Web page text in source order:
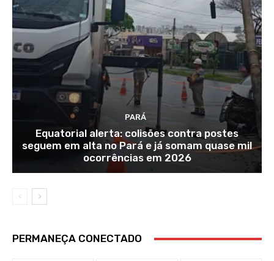
PARÁ
Equatorial alerta: colisões contra postes
seguem em alta no Pará e já somam quase mil
ocorrências em 2026
PERMANEÇA CONECTADO